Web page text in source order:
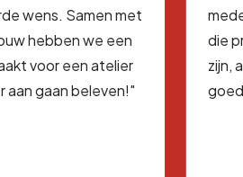
wens. Samen met
hebben we een
voor een atelier
aan gaan beleven!"
die
zijn,